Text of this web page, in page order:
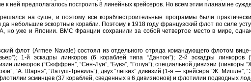
к ней предполагалось построить 8 линейных крейсеров. Но всем этим планам не
на суше, и поэтому все кораблестроительные программы были
небольшие эскортные корабли. Поэтому к 1918 году французский флот по силе
уже и Японии. ВМС Франции сохранили за собой четвертое место в мире,
флот (Armee Navale) состоял из отдельного отряда командующего флотом
1-й эскадры линкоров (6 кораблей типа “Дантон”); 2-й эскадры линкоров
линкоров (“Сюффрен”, “Сен-Луи”, “Бувэ”, “Голуа”); специальной дивизии (линкоры
“А. Шарнэ”, “Латуш-Тревиль”), двух “легких” дивизий (1-я — крейсера “Ж. Мишле”,
эсминцев (37 кораблей, сведенных в 6 дивизионов) и флотилии подводных